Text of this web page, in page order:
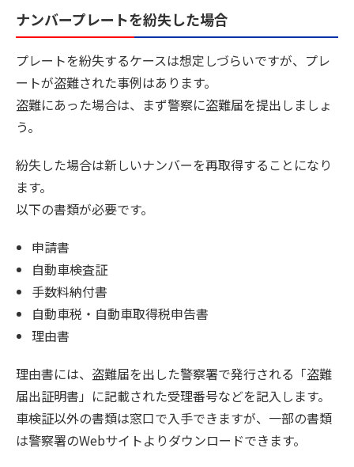
ナンバープレートを紛失した場合
プレートを紛失するケースは想定しづらいですが、プレ
ートが盗難された事例はあります。
盗難にあった場合は、まず警察に盗難届を提出しましょ
う。
紛失した場合は新しいナンバーを再取得することになり
ます。
以下の書類が必要です。
申請書
自動車検査証
手数料納付書
自動車税・自動車取得税申告書
理由書
理由書には、盗難届を出した警察署で発行される「盗難
届出証明書」に記載された受理番号などを記入します。
車検証以外の書類は窓口で入手できますが、一部の書類
は警察署のWebサイトよりダウンロードできます。